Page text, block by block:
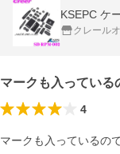
KSEPC ケ
クレール
マークも入ってい
4
マークも入っているの